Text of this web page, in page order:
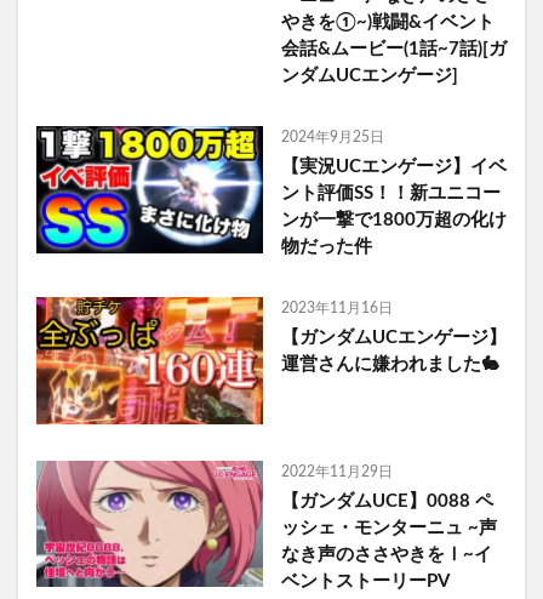
やきを①~)戦闘&イベント
会話&ムービー(1話~7話)[ガ
ンダムUCエンゲージ]
2024年9月25日
【実況UCエンゲージ】イベ
ント評価SS！！新ユニコー
ンが一撃で1800万超の化け
物だった件
2023年11月16日
【ガンダムUCエンゲージ】
運営さんに嫌われました🐇
2022年11月29日
【ガンダムUCE】0088 ペ
ッシェ・モンターニュ ~声
なき声のささやきをⅠ~イ
ベントストーリーPV